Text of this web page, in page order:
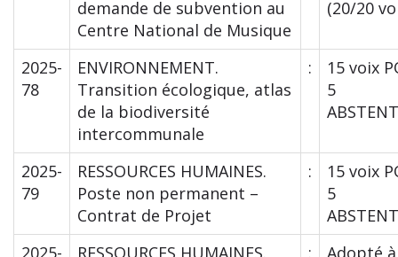
demande de subvention au
Centre National de Musique
(20/20
2025-
78
ENVIRONNEMENT.
Transition écologique, atlas
de la biodiversité
intercommunale
:
15 voix
5
2025-
79
RESSOURCES HUMAINES.
Poste non permanent –
Contrat de Projet
:
15 voix
5